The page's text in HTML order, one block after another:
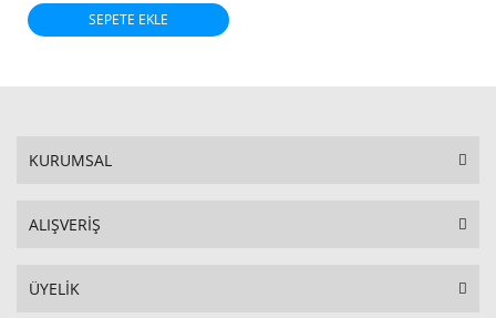
SEPETE EKLE
KURUMSAL
ALIŞVERİŞ
ÜYELİK